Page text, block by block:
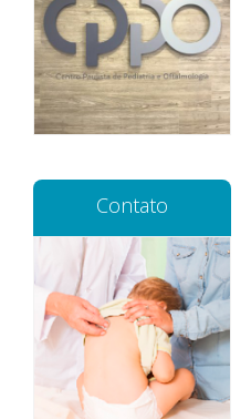
Contato